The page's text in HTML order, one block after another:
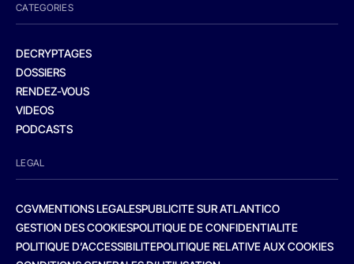
CATEGORIES
DECRYPTAGES
DOSSIERS
RENDEZ-VOUS
VIDEOS
PODCASTS
LEGAL
CGVMENTIONS LEGALESPUBLICITE SUR ATLANTICO
GESTION DES COOKIESPOLITIQUE DE CONFIDENTIALITE
POLITIQUE D’ACCESSIBILITEPOLITIQUE RELATIVE AUX COOKIES